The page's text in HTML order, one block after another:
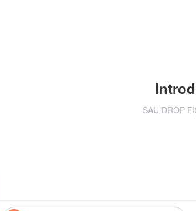
SAU DROP